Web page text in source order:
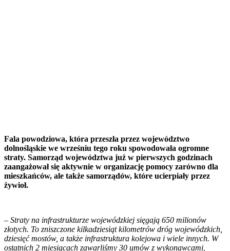
Fala powodziowa, która przeszła przez województwo
dolnośląskie we wrześniu tego roku spowodowała ogromne
straty. Samorząd województwa już w pierwszych godzinach
zaangażował się aktywnie w organizację pomocy zarówno dla
mieszkańców, ale także samorządów, które ucierpiały przez
żywioł.
– Straty na infrastrukturze wojewódzkiej sięgają 650 milionów
złotych. To zniszczone kilkadziesiąt kilometrów dróg wojewódzkich,
dziesięć mostów, a także infrastruktura kolejowa i wiele innych. W
ostatnich 2 miesiącach zawarliśmy 30 umów z wykonawcami,